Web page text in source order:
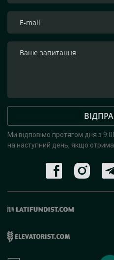
Ми відповімо протягом дня з
на наступний день, якщо